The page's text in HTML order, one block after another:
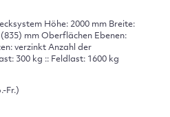
Höhe: 2000 mm Breite:
mm Oberflächen Ebenen:
verzinkt Anzahl der
300 kg :: Feldlast: 1600 kg
Fr.)